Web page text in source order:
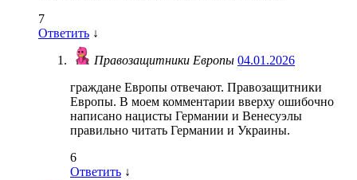
7
Ответить ↓
Правозащитники Европы 04.01.2026
граждане Европы отвечают. Правозащитники
Европы. В моем комментарии вверху ошибочно
написано нацисты Германии и Венесуэлы
правильно читать Германии и Украины.
6
Ответить ↓